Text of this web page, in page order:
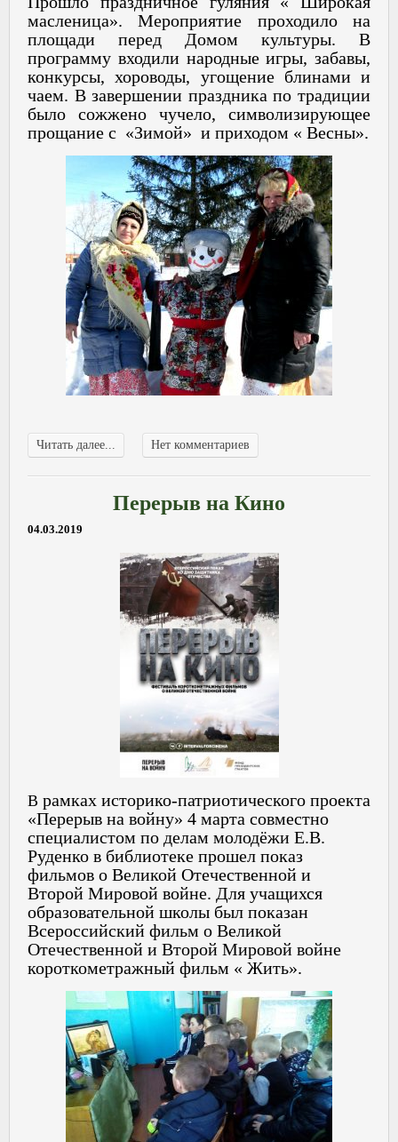
масленица». Мероприятие проходило на
площади перед Домом культуры. В
программу входили народные игры, забавы,
конкурсы, хороводы, угощение блинами и
чаем. В завершении праздника по традиции
было сожжено чучело, символизирующее
прощание с «Зимой» и приходом « Весны».
Читать далее... Нет комментариев
Перерыв на Кино
04.03.2019
В рамках историко-патриотического проекта
«Перерыв на войну» 4 марта совместно
специалистом по делам молодёжи Е.В.
Руденко в библиотеке прошел показ
фильмов о Великой Отечественной и
Второй Мировой войне. Для учащихся
образовательной школы был показан
Всероссийский фильм о Великой
Отечественной и Второй Мировой войне
короткометражный фильм « Жить».